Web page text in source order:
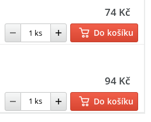
74 Kč
Do košíku
94 Kč
Do košíku